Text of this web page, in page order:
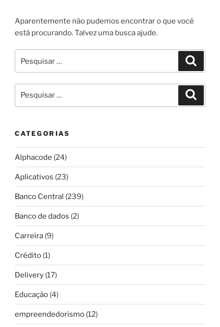
Aparentemente não pudemos encontrar o que você
está procurando. Talvez uma busca ajude.
por:
por:
CATEGORIAS
Alphacode (24)
Aplicativos (23)
Banco Central (239)
Banco de dados (2)
Carreira (9)
Crédito (1)
Delivery (17)
Educação (4)
empreendedorismo (12)